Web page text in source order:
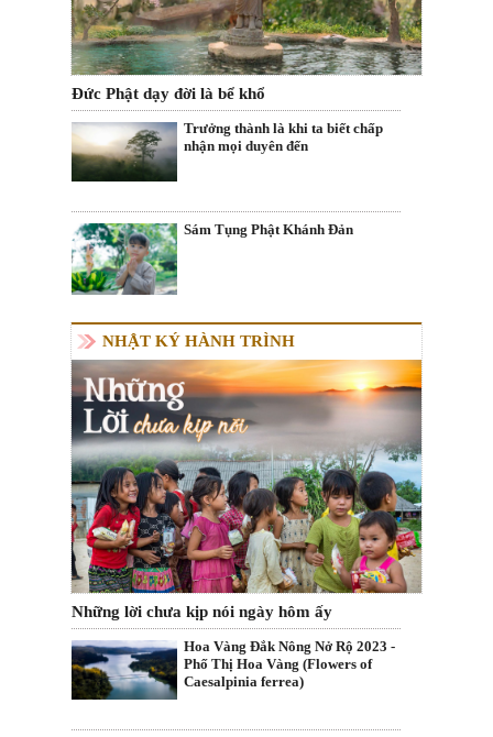
Đức Phật dạy đời là bể khổ
Trưởng thành là khi ta biết chấp
nhận mọi duyên đến
Sám Tụng Phật Khánh Đản
NHẬT KÝ HÀNH TRÌNH
Những lời chưa kịp nói ngày hôm ấy
Hoa Vàng Đắk Nông Nở Rộ 2023 -
Phố Thị Hoa Vàng (Flowers of
Caesalpinia ferrea)